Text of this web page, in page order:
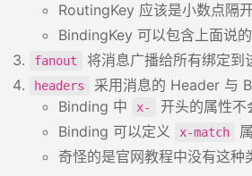
RoutingKey 应该是小数点隔
BindingKey 可以包含上面说的
fanout 将消息广播给所有绑定到
headers 采用消息的 Header 与
Binding 中
x-
开头的属性不
Binding 可以定义
x-match
奇怪的是官网教程中没有这种